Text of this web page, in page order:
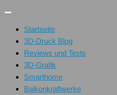
Unter
Inhalt
Startseite
3D-Druck Blog
Reviews und Tests
3D-Grafik
Smarthome
Balkonkraftwerke